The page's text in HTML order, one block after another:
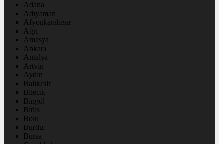
Adana
Adıyaman
Afyonkarahisar
Ağrı
Amasya
Ankara
Antalya
Artvin
Aydın
Balıkesir
Bilecik
Bingöl
Bitlis
Bolu
Burdur
Bursa